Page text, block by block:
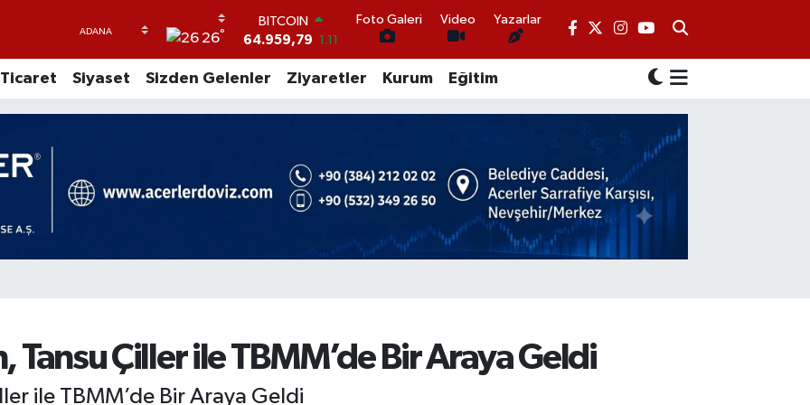
26°
DOLAR
47,7436 0.18
EURO
55,2510 0.32
64,4811 0.38
BİST100
13.779 -14
BITCOIN
Foto Galeri Video Yazarlar
Ticaret Siyaset Sizden Gelenler Ziyaretler Kurum Eğitim
Tansu Çiller ile TBMM’de Bir Araya Geldi
ile TBMM’de Bir Araya Geldi